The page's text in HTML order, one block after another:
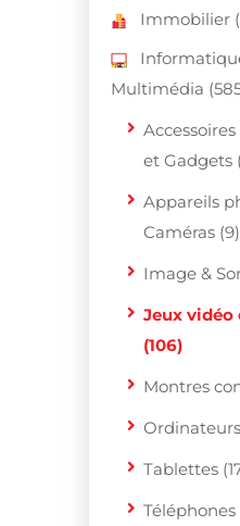
Immobilier
Multimédia
et Gadgets
Appareils
Caméras (9)
Image &
Jeux vidéo
(106)
Montres
Tablettes
Téléphones